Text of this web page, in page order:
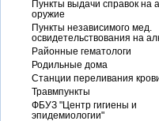
Пункты выдачи справок на
оружие
Пункты независимого мед.
освидетельствования на
Районные гематологи
Родильные дома
Станции переливания
Травмпункты
ФБУЗ "Центр гигиены и
эпидемиологии"